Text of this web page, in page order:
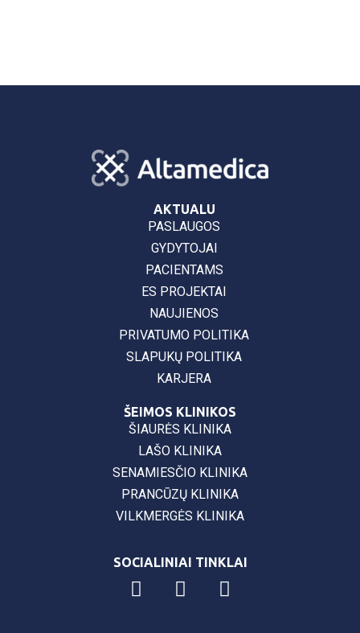
AKTUALU
PASLAUGOS
GYDYTOJAI
PACIENTAMS
ES PROJEKTAI
NAUJIENOS
PRIVATUMO POLITIKA
SLAPUKŲ POLITIKA
KARJERA
ŠEIMOS KLINIKOS
ŠIAURĖS KLINIKA
LAŠO KLINIKA
SENAMIESČIO KLINIKA
PRANCŪZŲ KLINIKA
VILKMERGĖS KLINIKA
SOCIALINIAI TINKLAI